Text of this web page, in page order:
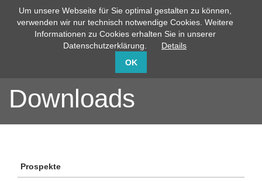
info@capito-gmbh.de 02735 / 760-0
Downloads
Prospekte
Um unsere Webseite für Sie optimal gestalten zu können,
verwenden wir nur technisch notwendige Cookies. Weitere
Informationen zu Cookies erhalten Sie in unserer
Datenschutzerklärung.
Details
OK